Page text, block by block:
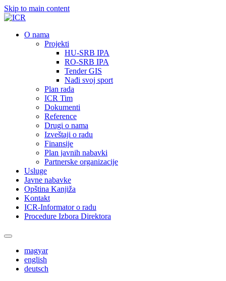
Skip to main content
О nama
Projekti
HU-SRB IPA
RO-SRB IPA
Tender GIS
Nađi svoj sport
Plan rada
ICR Tim
Dokumenti
Reference
Drugi o nama
Izveštaji o radu
Finansije
Plan javnih nabavki
Partnerske organizacije
Usluge
Javne nabavke
Opština Kanjiža
Kontakt
ICR-Informator o radu
Procedure Izbora Direktora
magyar
english
deutsch